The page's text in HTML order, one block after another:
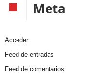
Meta
Acceder
Feed de entradas
Feed de comentarios